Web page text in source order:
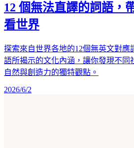
12 個無法直譯的詞語，
看世界
探索來自世界各地的12個無英文對應
語所揭示的文化內涵，讓你發現不同
自然與創造力的獨特觀點。
2026/6/2